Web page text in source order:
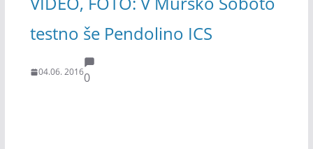
testno še Pendolino ICS
04.06. 20160